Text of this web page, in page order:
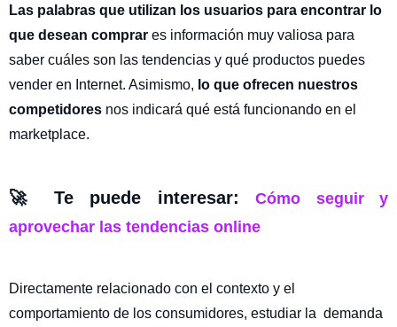
Las palabras que utilizan los usuarios para encontrar lo
que desean comprar es información muy valiosa para
saber cuáles son las tendencias y qué productos puedes
vender en Internet. Asimismo, lo que ofrecen nuestros
competidores nos indicará qué está funcionando en el
marketplace.
🚀 Te puede interesar:Cómo seguir y
aprovechar las tendencias online
Directamente relacionado con el contexto y el
comportamiento de los consumidores, estudiar la demanda